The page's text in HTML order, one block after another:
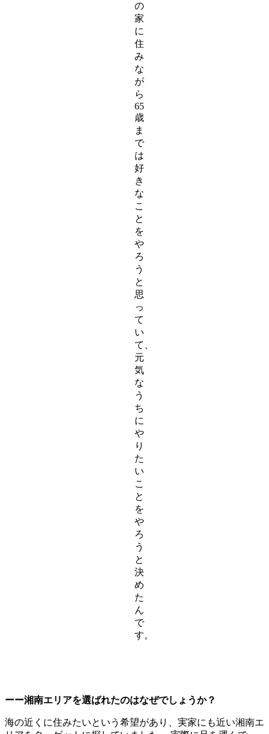
の
家
に
住
み
な
が
ら
65
歳
ま
で
は
好
き
な
こ
と
を
や
ろ
う
と
思
っ
て
い
て、
元
気
な
う
ち
に
や
り
た
い
こ
と
を
や
ろ
う
と
決
め
た
ん
で
す。
ーー湘南エリアを選ばれたのはなぜでしょうか？
海の近くに住みたいという希望があり、実家にも近い湘南エ